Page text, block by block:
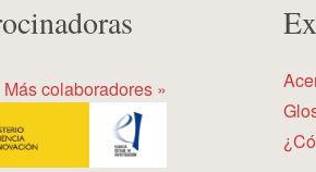
Más colaboradores »